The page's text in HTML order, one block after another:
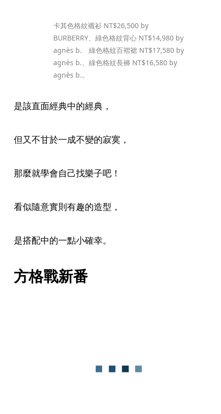
卡其色格紋襯衫 NT$26,500 by
BURBERRY、綠色格紋背心 NT$14,980 by
agnès b. 綠色格紋百褶裙 NT$17,580 by
agnès b.、綠色格紋長褲 NT$16,580 by
agnès b.。
是該直面經典中的經典，
但又不甘於一成不變的寂寞，
那麼就學會自己找樂子吧！
看似隨意實則有趣的造型，
是搭配中的一點小確幸。
方格戰新番